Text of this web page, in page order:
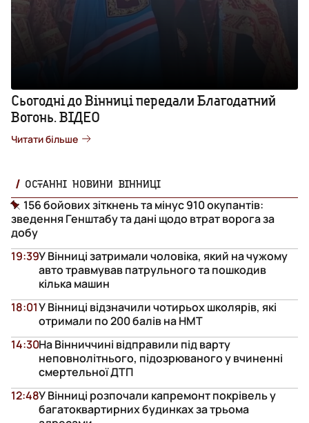
Сьогодні до Вінниці передали Благодатний
Вогонь. ВІДЕО
Читати більше
ОСТАННІ НОВИНИ ВІННИЦІ
156 бойових зіткнень та мінус 910 окупантів:
зведення Генштабу та дані щодо втрат ворога за
добу
У Вінниці затримали чоловіка, який на чужому
авто травмував патрульного та пошкодив
кілька машин
19:39
У Вінниці відзначили чотирьох школярів, які
отримали по 200 балів на НМТ
18:01
На Вінниччині відправили під варту
неповнолітнього, підозрюваного у вчиненні
смертельної ДТП
14:30
У Вінниці розпочали капремонт покрівель у
багатоквартирних будинках за трьома
12:48